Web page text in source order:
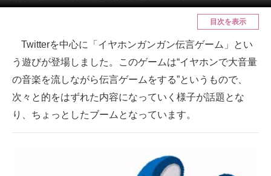
メディア
ITの今と未来を見通す
スマホと通信の最新トレンド
進化するPCとデバイスの未来
目次を表示
Twitterを中心に「イヤホンガンガン伝言ゲーム」とい
う遊びが登場しました。このゲームは“イヤホンで大音量
の音楽を流しながら伝言ゲームをする”というもので、
次々と的をはずれた内容になっていく様子が話題とな
り、ちょっとしたブームとなっています。